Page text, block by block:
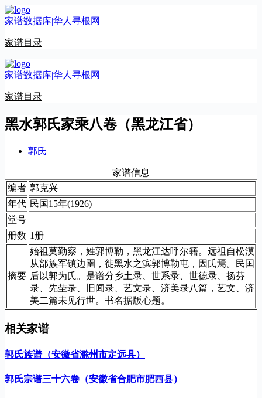
跳
至
容
家谱数据库|华人寻根网
家谱目录
家谱数据库|华人寻根网
家谱目录
黑水郭氏家乘八卷（黑龙江省）
郭氏
家谱信息
编者 郭克兴
年代 民国15年(1926)
堂号
册数 1册
摘要
始祖莫勤察，姓郭博勒，黑龙江达呼尔籍。远祖自松漠
从部族军镇边圉，徙黑水之滨郭博勒屯，因氏焉。民国
后以郭为氏。是谱分乡土录、世系录、世德录、扬芬
录、先茔录、旧闻录、艺文录、济美录八篇，艺文、济
美二篇未见行世。书名据版心题。
相关家谱
郭氏族谱（安徽省滁州市定远县）
郭氏宗谱三十六卷（安徽省合肥市肥西县）